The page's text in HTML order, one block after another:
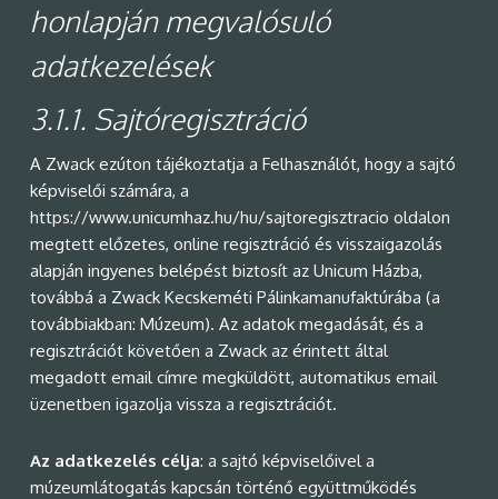
honlapján megvalósuló
adatkezelések
3.1.1. Sajtóregisztráció
A Zwack ezúton tájékoztatja a Felhasználót, hogy a sajtó
képviselői számára, a
https://www.unicumhaz.hu/hu/sajtoregisztracio oldalon
megtett előzetes, online regisztráció és visszaigazolás
alapján ingyenes belépést biztosít az Unicum Házba,
továbbá a Zwack Kecskeméti Pálinkamanufaktúrába (a
továbbiakban: Múzeum). Az adatok megadását, és a
regisztrációt követően a Zwack az érintett által
megadott email címre megküldött, automatikus email
üzenetben igazolja vissza a regisztrációt.
Az adatkezelés célja: a sajtó képviselőivel a
múzeumlátogatás kapcsán történő együttműködés